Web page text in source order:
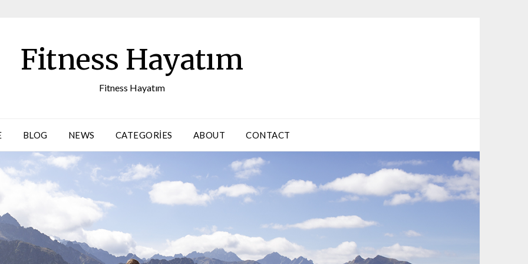
Fitness Hayatım
Fitness Hayatım
BLOG NEWS CATEGORIES ABOUT CONTACT